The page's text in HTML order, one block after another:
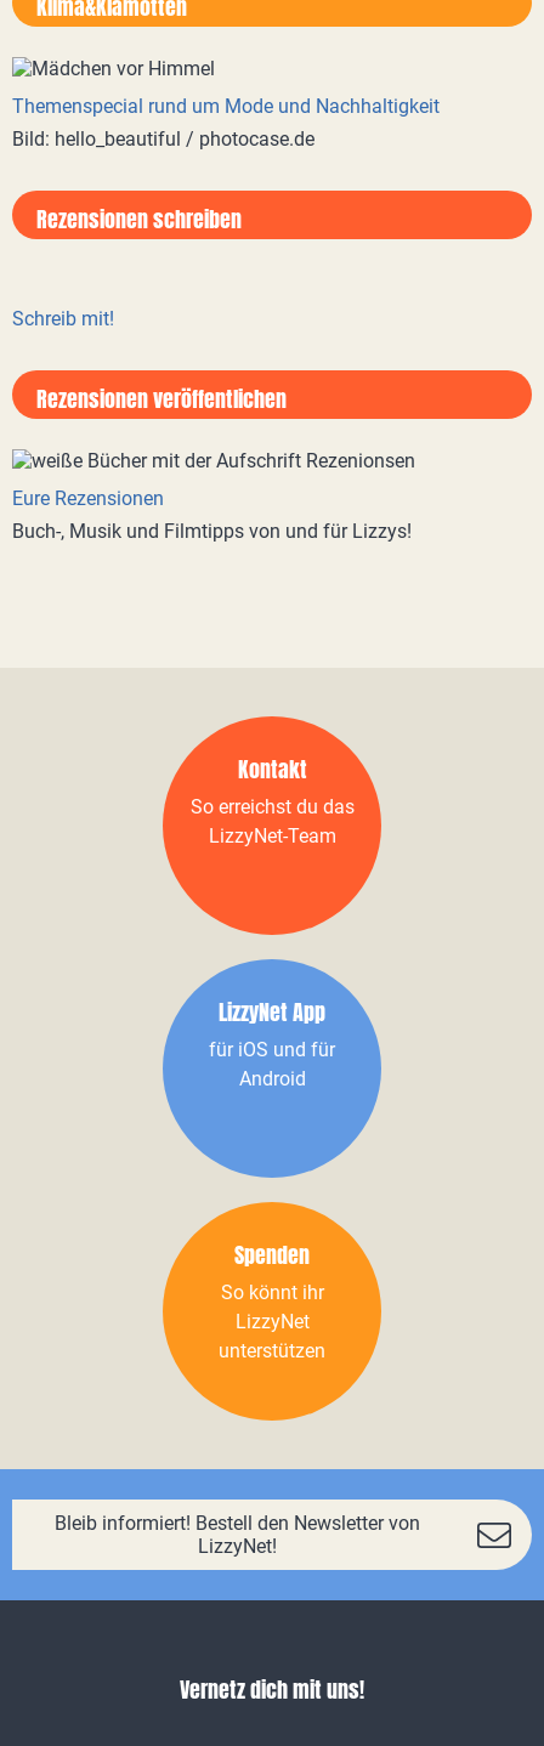
Klima&Klamotten
Themenspecial rund um Mode und Nachhaltigkeit
Bild: hello_beautiful / photocase.de
Rezensionen schreiben
Schreib mit!
Rezensionen veröffentlichen
Eure Rezensionen
Buch-, Musik und Filmtipps von und für Lizzys!
Kontakt
So erreichst du das
LizzyNet-Team
LizzyNet App
für iOS und für
Android
Spenden
So könnt ihr
LizzyNet
unterstützen
Bleib informiert! Bestell den Newsletter von
LizzyNet!
Vernetz dich mit uns!